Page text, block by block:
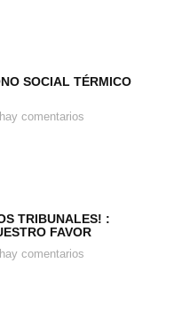
SOCIAL TÉRMICO
comentarios
TRIBUNALES! :
FAVOR
comentarios